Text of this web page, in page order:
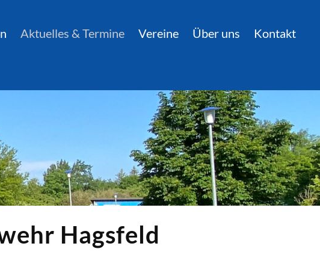
Aktuelles & Termine Vereine Über uns Kontakt
Hagsfeld